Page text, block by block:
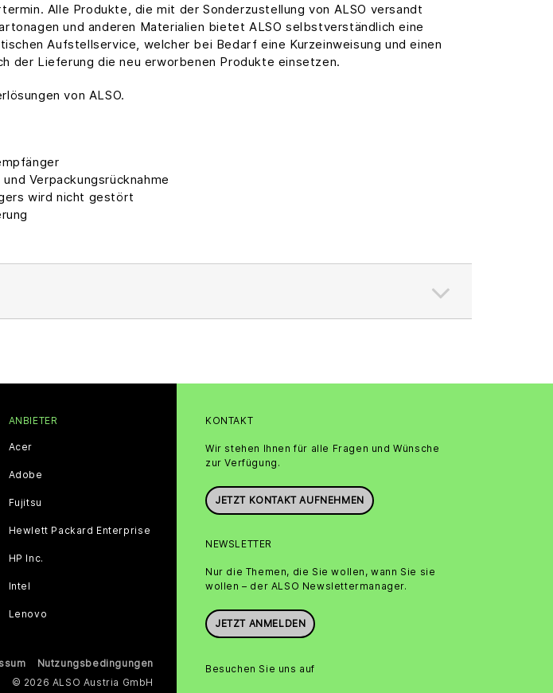
Alle Produkte, die mit der Sonderzustellung von ALSO versandt
und anderen Materialien bietet ALSO selbstverständlich eine
Aufstellservice, welcher bei Bedarf eine Kurzeinweisung und einen
der Lieferung die neu erworbenen Produkte einsetzen.
von ALSO.
Verpackungsrücknahme
wird nicht gestört
KONTAKT
Wir stehen Ihnen für alle Fragen und Wünsche
zur Verfügung.
JETZT KONTAKT AUFNEHMEN
NEWSLETTER
Nur die Themen, die Sie wollen, wann Sie sie
wollen – der ALSO Newslettermanager.
JETZT ANMELDEN
Besuchen Sie uns auf
ANBIETER
Acer
Adobe
Fujitsu
Hewlett Packard Enterprise
HP Inc.
Intel
Lenovo
Nutzungsbedingungen
© 2026 ALSO Austria GmbH